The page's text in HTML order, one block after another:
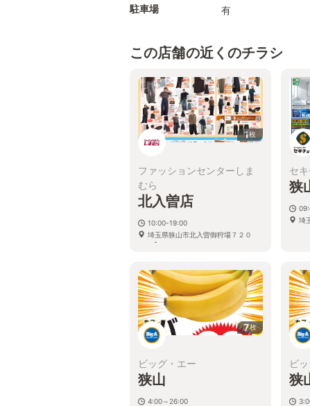
駐車場 有
この店舗の近くのチラシ
1枚
ファッションセンターしま
むら
北入曽店
10:00-19:00
埼玉県狭山市北入曽御狩場７２０
−１
セ
狭
埼
7枚
ビッグ・エー
狭山
4:00～26:00
ビ
狭